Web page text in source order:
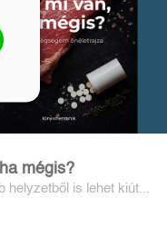
mégis?
helyzetből is lehet kiút...